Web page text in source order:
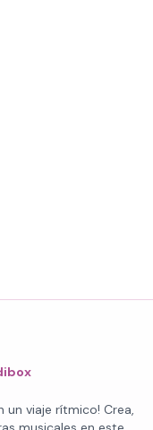
un viaje rítmico! Crea,